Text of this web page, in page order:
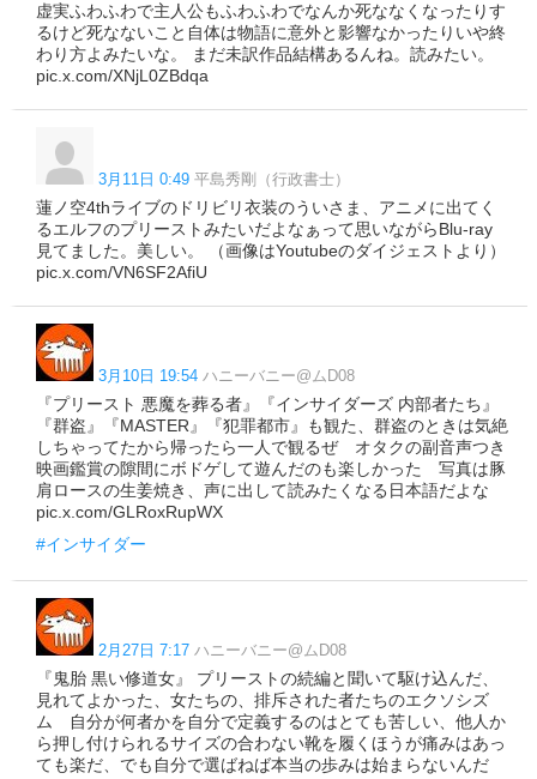
虚実ふわふわで主人公もふわふわでなんか死ななくなったりす
るけど死なないこと自体は物語に意外と影響なかったりいや終
わり方よみたいな。 まだ未訳作品結構あるんね。読みたい。
pic.x.com/XNjL0ZBdqa
3月11日 0:49 平島秀剛（行政書士）
蓮ノ空4thライブのドリビリ衣装のういさま、アニメに出てく
るエルフのプリーストみたいだよなぁって思いながらBlu-ray
見てました。美しい。 （画像はYoutubeのダイジェストより）
pic.x.com/VN6SF2AfiU
3月10日 19:54 ハニーバニー@ムD08
『プリースト 悪魔を葬る者』『インサイダーズ 内部者たち』
『群盗』『MASTER』『犯罪都市』も観た、群盗のときは気絶
しちゃってたから帰ったら一人で観るぜ オタクの副音声つき
映画鑑賞の隙間にボドゲして遊んだのも楽しかった 写真は豚
肩ロースの生姜焼き、声に出して読みたくなる日本語だよな
pic.x.com/GLRoxRupWX
#インサイダー
2月27日 7:17 ハニーバニー@ムD08
『鬼胎 黒い修道女』 プリーストの続編と聞いて駆け込んだ、
見れてよかった、女たちの、排斥された者たちのエクソシズ
ム 自分が何者かを自分で定義するのはとても苦しい、他人か
ら押し付けられるサイズの合わない靴を履くほうが痛みはあっ
ても楽だ、でも自分で選ばねば本当の歩みは始まらないんだ